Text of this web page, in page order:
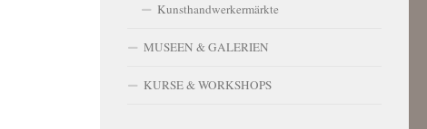
Kunsthandwerkermärkte
MUSEEN & GALERIEN
KURSE & WORKSHOPS